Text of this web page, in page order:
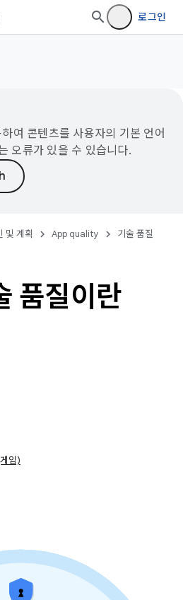
로그인
여 콘텐츠를 사용자의 기본 언어
오류가 있을 수 있습니다.
및 계획 App quality 기술 품질
품질이란
임)